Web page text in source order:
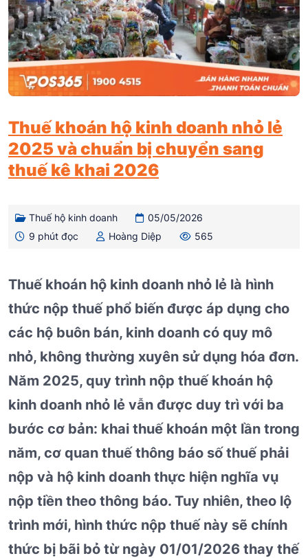
Thuế khoán hộ kinh doanh nhỏ lẻ
2025 và chuẩn bị chuyển sang
thuế kê khai 2026
Thuế hộ kinh doanh
05/05/2026
9 phút đọc
Hoàng Diệp 565
Thuế khoán hộ kinh doanh nhỏ lẻ là hình
thức nộp thuế phổ biến được áp dụng cho
các hộ buôn bán, kinh doanh có quy mô
nhỏ, không thường xuyên sử dụng hóa đơn.
Năm 2025, quy trình nộp thuế khoán hộ
kinh doanh nhỏ lẻ vẫn được duy trì với ba
bước cơ bản: khai thuế khoán một lần trong
năm, cơ quan thuế thông báo số thuế phải
nộp và hộ kinh doanh thực hiện nghĩa vụ
nộp tiền theo thông báo. Tuy nhiên, theo lộ
trình mới, hình thức nộp thuế này sẽ chính
thức bị bãi bỏ từ ngày 01/01/2026 thay thế